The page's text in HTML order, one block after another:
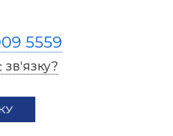
5559